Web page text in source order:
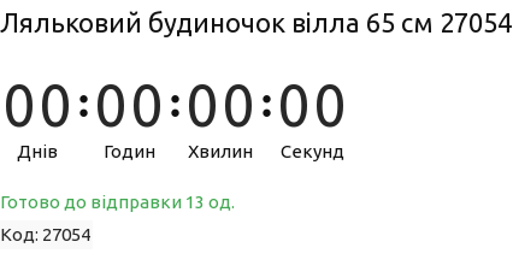
Ляльковий будиночок вілла 65 см 27054
00
Днів
00
Годин
00
Хвилин
00
Секунд
Готово до відправки 13 од.
Код: 27054